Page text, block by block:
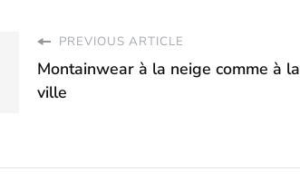
PREVIOUS ARTICLE
Montainwear à la neige comme à la
ville